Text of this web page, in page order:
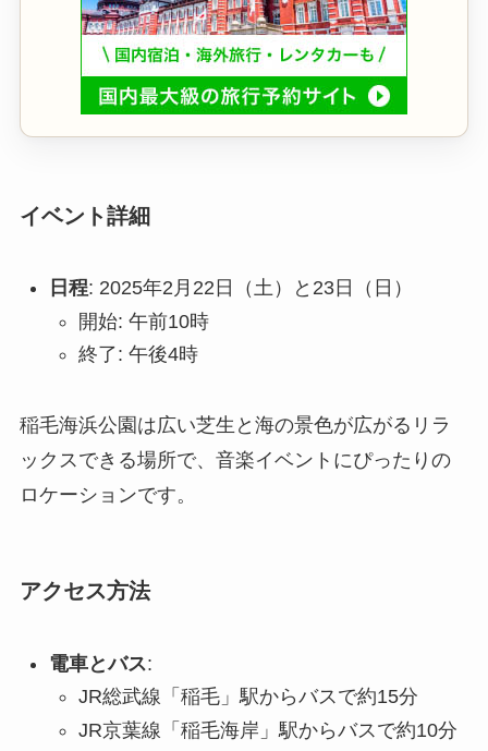
イベント詳細
日程: 2025年2月22日（土）と23日（日）
開始: 午前10時
終了: 午後4時
稲毛海浜公園は広い芝生と海の景色が広がるリラ
ックスできる場所で、音楽イベントにぴったりの
ロケーションです。
アクセス方法
電車とバス:
JR総武線「稲毛」駅からバスで約15分
JR京葉線「稲毛海岸」駅からバスで約10分